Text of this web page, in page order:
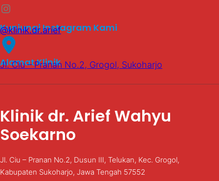
Instagram
Kunjungi Instagram Kami
@klinik.dr.arief
Alamat Klinik
Jl. Ciu – Pranan No.2, Grogol, Sukoharjo
Klinik dr. Arief Wahyu
Soekarno
Jl. Ciu – Pranan No.2, Dusun III, Telukan, Kec. Grogol,
Kabupaten Sukoharjo, Jawa Tengah 57552